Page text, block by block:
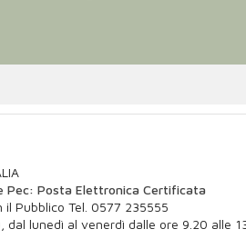
Pec: Posta Elettronica Certificata
Pubblico Tel. 0577 235555
lunedì al venerdì dalle ore 9.20 alle